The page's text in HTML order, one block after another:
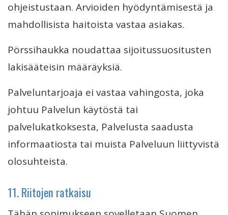
ohjeistustaan. Arvioiden hyödyntämisestä ja
mahdollisista haitoista vastaa asiakas.
Pörssihaukka noudattaa sijoitussuositusten
lakisääteisin määräyksiä.
Palveluntarjoaja ei vastaa vahingosta, joka
johtuu Palvelun käytöstä tai
palvelukatkoksesta, Palvelusta saadusta
informaatiosta tai muista Palveluun liittyvistä
olosuhteista.
11. Riitojen ratkaisu